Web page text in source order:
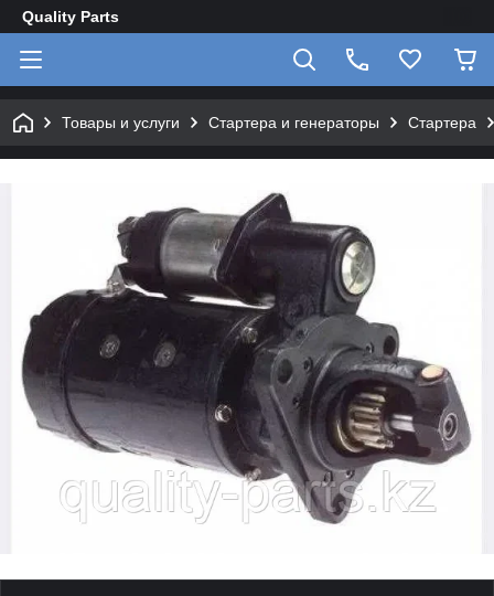
Quality Parts
Товары и услуги Стартера и генераторы Стартера